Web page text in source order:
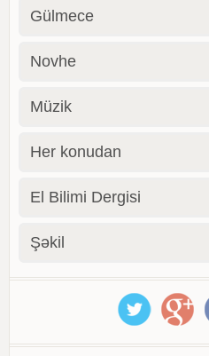
Gülmece
Novhe
Müzik
Her konudan
El Bilimi Dergisi
Şəkil